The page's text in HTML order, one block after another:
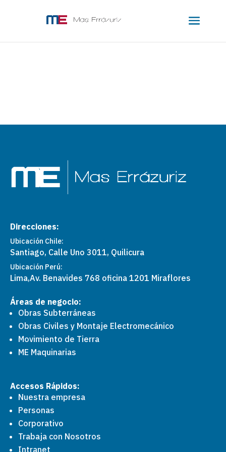
Direcciones:
Ubicación Chile:
Santiago, Calle Uno 3011, Quilicura
Ubicación Perú:
Lima,Av. Benavides 768 oficina 1201 Miraflores
Áreas de negocio:
Obras Subterráneas
Obras Civiles y Montaje Electromecánico
Movimiento de Tierra
ME Maquinarias
Accesos Rápidos:
Nuestra empresa
Personas
Corporativo
Trabaja con Nosotros
Intranet